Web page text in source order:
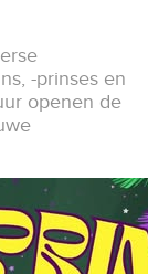
-prinses en
openen de